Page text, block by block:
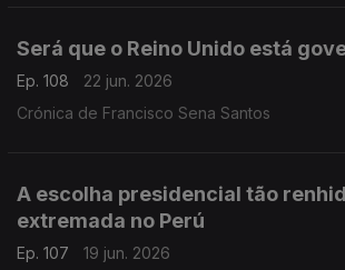
Será que o Reino Unido está
Ep. 108
22 jun. 2026
Crónica de Francisco Sena Santos
A escolha presidencial tão
extremada no Perú
Ep. 107
19 jun. 2026